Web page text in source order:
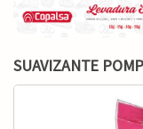
SUAVIZANTE